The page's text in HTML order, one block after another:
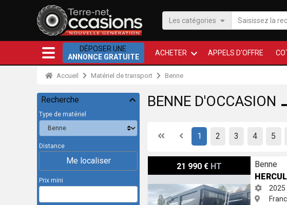
Les catégories
DÉPOSER UNE
ANNONCE GRATUITE
ACHETER APPELS D'OFFRE
Accueil Matériel de transport Benne
Recherche
Type de matériel
Distance
Me localiser
Prix mini
BENNE D'OCCASION
FirstPrevious
1 2 3 4 5
21 990 € HT
Herculano HMB 12000
Benne